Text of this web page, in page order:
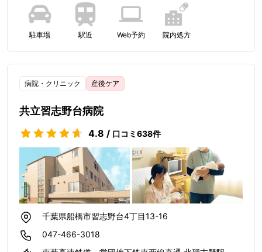
駐車場 駅近 Web予約 院内処方
病院・クリニック 産後ケア
共立習志野台病院
4.8 / 口コミ 638件
千葉県船橋市習志野台4丁目13-16
047-466-3018